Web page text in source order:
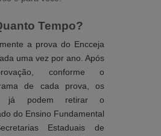
Tempo?
a prova do Encceja
uma vez por ano. Após
conforme o
de cada prova, os
já podem retirar o
do Ensino Fundamental
Estaduais de